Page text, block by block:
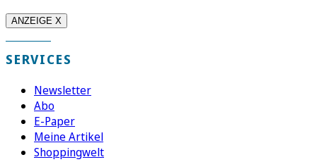
ANZEIGE X
SERVICES
Newsletter
Abo
E-Paper
Meine Artikel
Shoppingwelt